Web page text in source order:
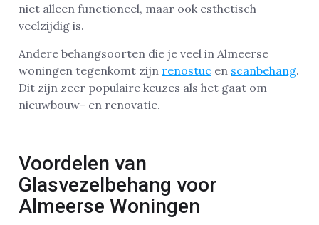
niet alleen functioneel, maar ook esthetisch
veelzijdig is.
Andere behangsoorten die je veel in Almeerse
woningen tegenkomt zijn renostuc en scanbehang.
Dit zijn zeer populaire keuzes als het gaat om
nieuwbouw- en renovatie.
Voordelen van
Glasvezelbehang voor
Almeerse Woningen